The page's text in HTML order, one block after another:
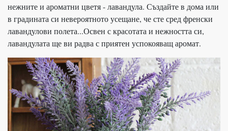
нежните и ароматни цветя - лавандула. Създайте в дома или
в градината си невероятното усещане, че сте сред френски
лавандулови полета...Освен с красотата и нежността си,
лавандулата ще ви радва с приятен успокояващ аромат.